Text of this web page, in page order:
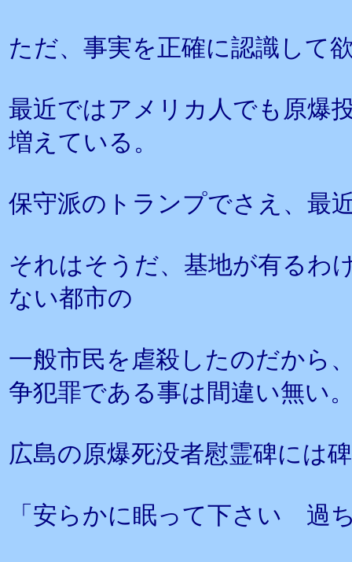
ただ、事実を正確に認識して
最近ではアメリカ人でも原爆
増えている。
保守派のトランプでさえ、最
それはそうだ、基地が有るわ
ない都市の
一般市民を虐殺したのだから
争犯罪である事は間違い無い
広島の原爆死没者慰霊碑には
「安らかに眠って下さい 過